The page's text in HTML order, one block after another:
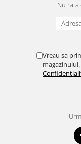
Nu
Vreau sa